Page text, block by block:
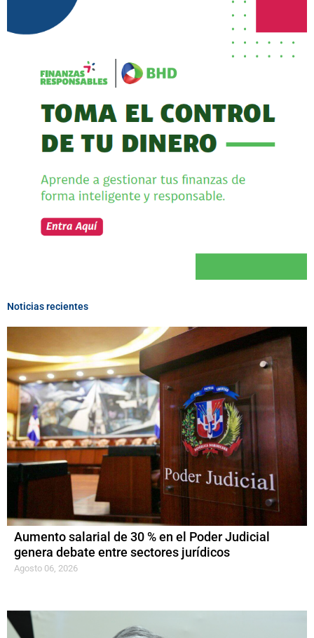
Noticias recientes
Aumento salarial de 30 % en el Poder Judicial
genera debate entre sectores jurídicos
Agosto 06, 2026